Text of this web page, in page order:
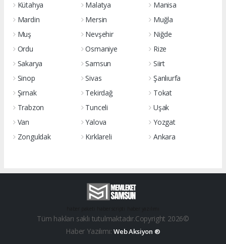
Kütahya
Malatya
Manisa
Mardin
Mersin
Muğla
Muş
Nevşehir
Niğde
Ordu
Osmaniye
Rize
Sakarya
Samsun
Siirt
Sinop
Sivas
Şanlıurfa
Şırnak
Tekirdağ
Tokat
Trabzon
Tunceli
Uşak
Van
Yalova
Yozgat
Zonguldak
Kırklareli Ankara
Tüm hakları saklı tutulmaktadır.Copyright 2026©
Haber Yazılımı:Web Aksiyon ®